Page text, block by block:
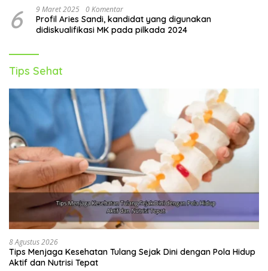
6 9 Maret 2025 0 Komentar
Profil Aries Sandi, kandidat yang digunakan
didiskualifikasi MK pada pilkada 2024
Tips Sehat
8 Agustus 2026
Tips Menjaga Kesehatan Tulang Sejak Dini dengan Pola Hidup
Aktif dan Nutrisi Tepat